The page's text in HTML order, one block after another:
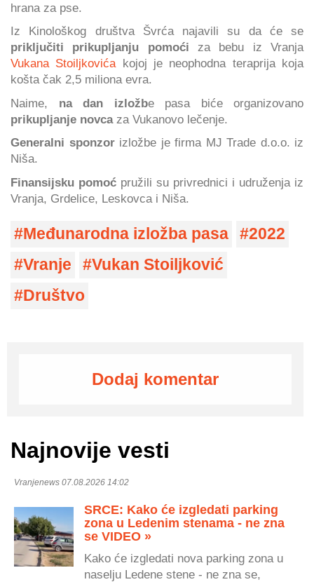
hrana za pse.
Iz Kinološkog društva Švrća najavili su da će se
priključiti prikupljanju pomoći za bebu iz Vranja
Vukana Stoiljkovića kojoj je neophodna teraprija koja
košta čak 2,5 miliona evra.
Naime, na dan izložbe pasa biće organizovano
prikupljanje novcaza Vukanovo lečenje.
Generalni sponzorizložbe je firma MJ Trade d.o.o. iz
Niša.
Finansijsku pomoć pružili su privrednici i udruženja iz
Vranja, Grdelice, Leskovca i Niša.
Međunarodna izložba pasa
2022
Vranje
Vukan Stoiljković
Društvo
Dodaj komentar
Najnovije vesti
Vranjenews 07.08.2026 14:02
SRCE: Kako će izgledati parking
zona u Ledenim stenama - ne zna
se VIDEO »
Kako će izgledati nova parking zona u
naselju Ledene stene - ne zna se,